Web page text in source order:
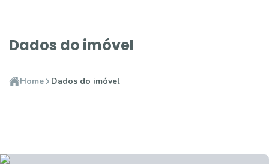
Dados do imóvel
Home Dados do imóvel